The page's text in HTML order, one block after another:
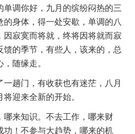
单调你好，九月的缤纷闷热的三
身体，得一处安歇，单调的八
因寂寞而将就，终将因将就而寂
馈的季节，有些人，该来的，总
随缘走。
一趟门，有收获也有迷茫，八月
迎来全新的开始。
哪来知识。不去工作，哪来财
功！不参与大趋势，哪来的机